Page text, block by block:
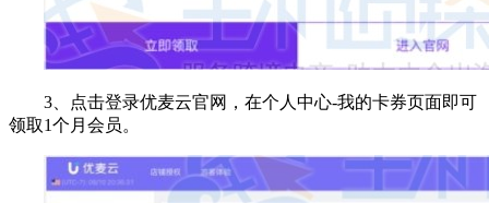
3、点击登录优麦云官网，在个人中心-我的卡券页面即可
领取1个月会员。